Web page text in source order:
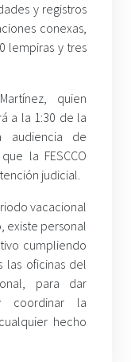
y registros
conexas,
lempiras y tres
quien
a la 1:30 de la
de
la FESCCO
judicial.
vacacional
existe personal
cumpliendo
oficinas del
para dar
coordinar la
hecho